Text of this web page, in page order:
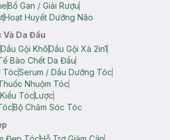
Bổ Gan / Giải Rượu
Hoạt Huyết Dưỡng Não
Và Da Đầu
Dầu Gội KhôDầu Gội Xả 2in1
Bào Chết Da Đầu
TócSerum / Dầu Dưỡng Tóc
Nhuộm Tóc
TócLược
Bộ Chăm Sóc Tóc